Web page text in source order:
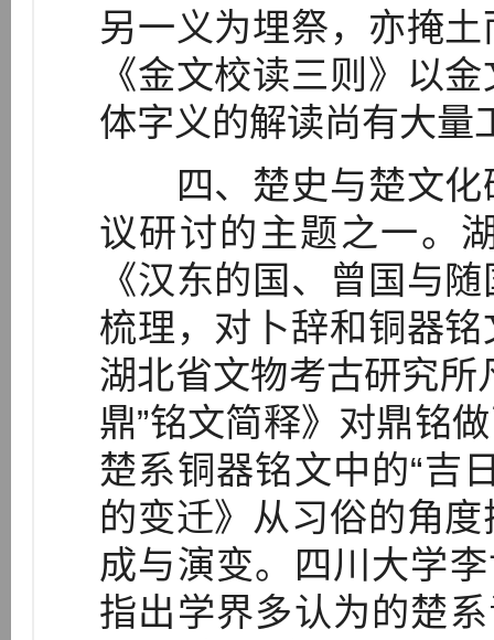
另一义为埋祭，亦掩
《金文校读三则》以
体字义的解读尚有大量
四、楚史与楚文化
议研讨的主题之一。
《汉东的国、曾国与
梳理，对卜辞和铜器
湖北省文物考古研究
鼎”铭文简释》对鼎铭
楚系铜器铭文中的“吉
的变迁》从习俗的角
成与演变。四川大学
指出学界多认为的楚